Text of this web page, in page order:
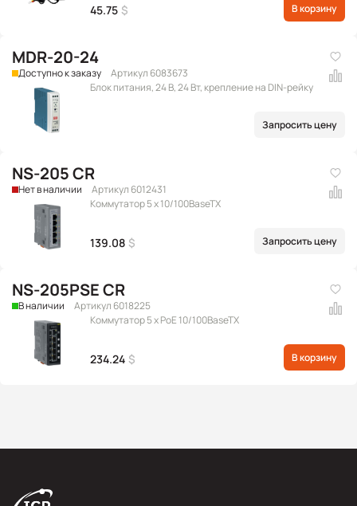
45.75 $ В корзину
MDR-20-24
Доступно к заказу
Артикул 6083673
Блок питания, 24 В, 24 Вт, крепление на DIN-рейку
Запросить цену
NS-205 CR
Нет в наличии
Артикул 6012431
Коммутатор 5 x 10/100BaseTX
139.08 $ Запросить цену
NS-205PSE CR
В наличии
Артикул 6018225
Коммутатор 5 x PoE 10/100BaseTX
234.24 $ В корзину